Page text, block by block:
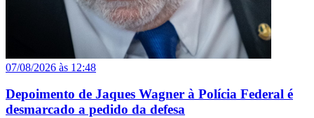
07/08/2026 às 12:48
Depoimento de Jaques Wagner à Polícia Federal é
desmarcado a pedido da defesa